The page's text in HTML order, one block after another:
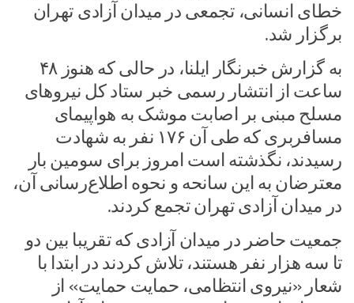
خطای انسانی، تجمعی در میدان آزادی تهران
برگزار شد.
به گزارش خبرنگار ایلنا، در حالی که هنوز ۴۸
ساعت از انتشار رسمی خبر ستاد کل نیروهای
مسلح مبنی بر اصابت موشک به هواپیمای
مسافربری که طی آن ۱۷۶ نفر به شهادت
رسیدند، نگذشته است امروز برای سومین بار
معترضان به این سانحه و نحوه اطلاع‌رسانی آن،
در میدان آزادی تهران تجمع کردند.
جمعیت حاضر در میدان آزادی که تقریبا بین دو
تا سه هزار نفر هستند، تلاش کردند در ابتدا با
شعار «نیروی انتظامی، حمایت حمایت» از